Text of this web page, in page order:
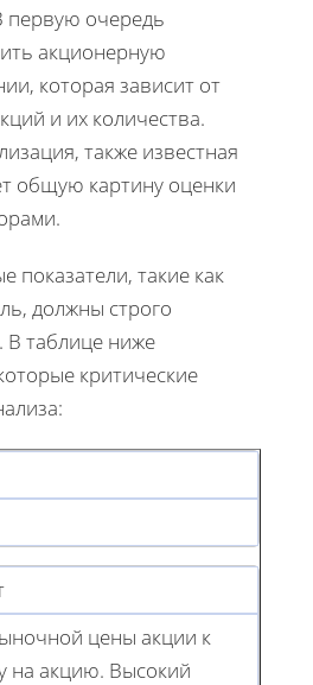
первую очередь
акционерную
которая зависит от
и их количества.
также известная
общую картину оценки
показатели, такие как
должны строго
В таблице ниже
критические
цены акции к
на акцию. Высокий